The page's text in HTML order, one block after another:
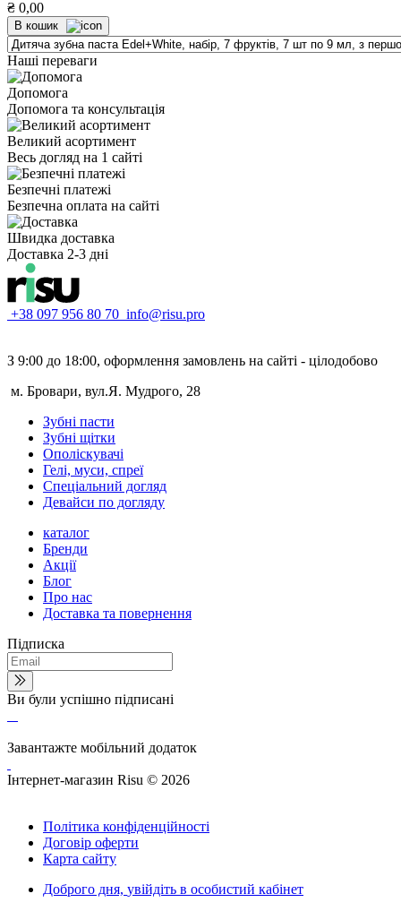
₴ 0,00
В кошик
Наші переваги
Допомога
Допомога та консультація
Великий асортимент
Весь догляд на 1 сайті
Безпечні платежі
Безпечна оплата на сайті
Швидка доставка
Доставка 2-3 дні
+38 097 956 80 70 info@risu.pro
З 9:00 до 18:00, оформлення замовлень на сайті - цілодобово
м. Бровари, вул.Я. Мудрого, 28
Зубні пасти
Зубні щітки
Ополіскувачі
Гелі, муси, спреї
Спеціальний догляд
Девайси по догляду
каталог
Бренди
Акції
Блог
Про нас
Доставка та повернення
Підписка
Ви були успішно підписані
Завантажте мобільний додаток
Інтернет-магазин Risu © 2026
Політика конфіденційності
Договір оферти
Карта сайту
Доброго дня, увійдіть в особистий кабінет